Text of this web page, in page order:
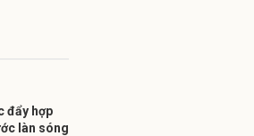
đẩy hợp
làn sóng